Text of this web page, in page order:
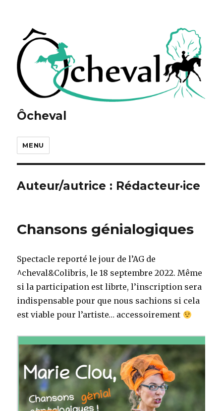
Ôcheval
MENU
Auteur/autrice : Rédacteur·ice
Chansons génialogiques
Spectacle reporté le jour de l’AG de
^cheval&Colibris, le 18 septembre 2022. Même
si la participation est librte, l’inscription sera
indispensable pour que nous sachions si cela
est viable pour l’artiste… accessoirement